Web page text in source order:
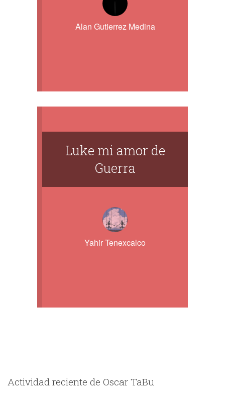
Alan Gutierrez Medina
Luke mi amor de
Guerra
Yahir Tenexcalco
Actividad reciente de Oscar TaBu